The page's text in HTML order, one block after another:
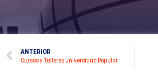
ANTERIOR
Cursos y Talleres Universidad Popular